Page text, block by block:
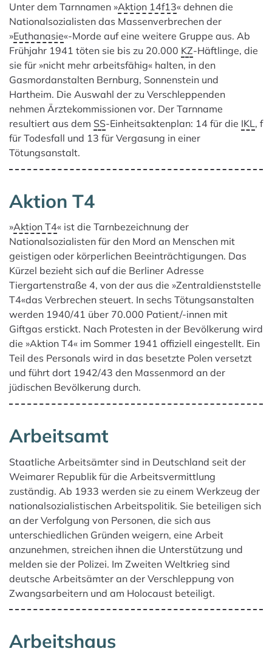
Unter dem Tarnnamen »Aktion 14f13« dehnen die
Nationalsozialisten das Massenverbrechen der
»Euthanasie«-Morde auf eine weitere Gruppe aus. Ab
Frühjahr 1941 töten sie bis zu 20.000 KZ-Häftlinge, die
sie für »nicht mehr arbeitsfähig« halten, in den
Gasmordanstalten Bernburg, Sonnenstein und
Hartheim. Die Auswahl der zu Verschleppenden
nehmen Ärztekommissionen vor. Der Tarnname
resultiert aus dem SS-Einheitsaktenplan: 14 für die IKL, f
für Todesfall und 13 für Vergasung in einer
Tötungsanstalt.
Aktion T4
»Aktion T4« ist die Tarnbezeichnung der
Nationalsozialisten für den Mord an Menschen mit
geistigen oder körperlichen Beeinträchtigungen. Das
Kürzel bezieht sich auf die Berliner Adresse
Tiergartenstraße 4, von der aus die »Zentraldienststelle
T4«das Verbrechen steuert. In sechs Tötungsanstalten
werden 1940/41 über 70.000 Patient/-innen mit
Giftgas erstickt. Nach Protesten in der Bevölkerung wird
die »Aktion T4« im Sommer 1941 offiziell eingestellt. Ein
Teil des Personals wird in das besetzte Polen versetzt
und führt dort 1942/43 den Massenmord an der
jüdischen Bevölkerung durch.
Arbeitsamt
Staatliche Arbeitsämter sind in Deutschland seit der
Weimarer Republik für die Arbeitsvermittlung
zuständig. Ab 1933 werden sie zu einem Werkzeug der
nationalsozialistischen Arbeitspolitik. Sie beteiligen sich
an der Verfolgung von Personen, die sich aus
unterschiedlichen Gründen weigern, eine Arbeit
anzunehmen, streichen ihnen die Unterstützung und
melden sie der Polizei. Im Zweiten Weltkrieg sind
deutsche Arbeitsämter an der Verschleppung von
Zwangsarbeitern und am Holocaust beteiligt.
Arbeitshaus